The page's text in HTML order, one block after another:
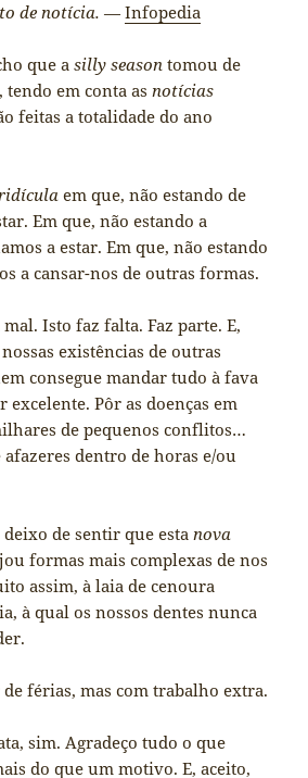
de notícia. —Infopedia
que asilly season tomou de
tendo em conta asnotícias
feitas a totalidade do ano
em que, não estando de
Em que, não estando a
a estar. Em que, não estando
a cansar-nos de outras formas.
Isto faz falta. Faz parte. E,
existências de outras
consegue mandar tudo à fava
excelente. Pôr as doenças em
de pequenos conflitos…
afazeres dentro de horas e/ou
deixo de sentir que estanova
formas mais complexas de nos
assim, à laia de cenoura
à qual os nossos dentes nunca
férias, mas com trabalho extra.
sim. Agradeço tudo o que
do que um motivo. E, aceito,